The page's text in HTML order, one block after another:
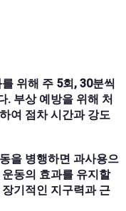
위해 주 5회, 30분씩
. 부상 예방을 위해 처
여 점차 시간과 강도
을 병행하면 과사용으
동의 효과를 유지할
기적인 지구력과 근